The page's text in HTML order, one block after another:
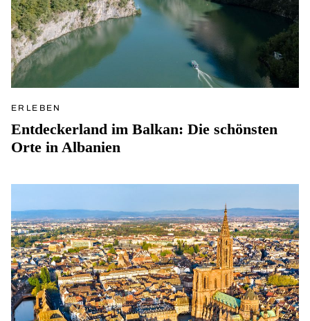
ERLEBEN
Entdeckerland im Balkan: Die schönsten
Orte in Albanien